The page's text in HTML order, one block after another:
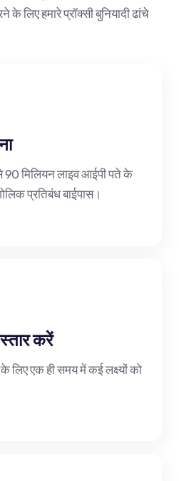
लिए हमारे प्रॉक्सी बुनियादी ढांचे
90 मिलियन लाइव आईपी पते के
प्रतिबंध बाईपास।
करें
लिए एक ही समय में कई लक्ष्यों को